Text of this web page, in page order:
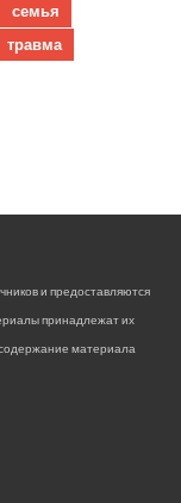
семья
травма
и предоставляются
принадлежат их
материала